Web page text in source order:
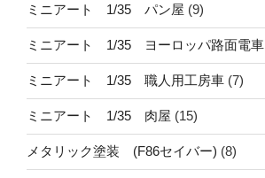
ミニアート 1/35 パン屋 (9)
ミニアート 1/35 ヨーロッパ路面電車
ミニアート 1/35 職人用工房車 (7)
ミニアート 1/35 肉屋 (15)
メタリック塗装 (F86セイバー) (8)